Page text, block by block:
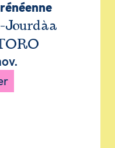
Jourdàa